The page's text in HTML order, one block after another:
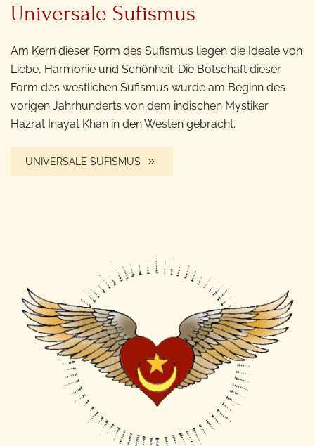
Universale Sufismus
Am Kern dieser Form des Sufismus liegen die Ideale von
Liebe, Harmonie und Schönheit. Die Botschaft dieser
Form des westlichen Sufismus wurde am Beginn des
vorigen Jahrhunderts von dem indischen Mystiker
Hazrat Inayat Khan in den Westen gebracht.
UNIVERSALE SUFISMUS